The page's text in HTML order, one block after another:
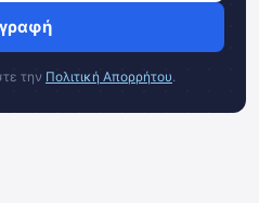
την Πολιτική Απορρήτου.